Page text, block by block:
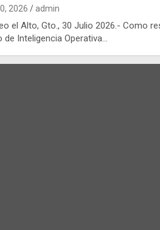
2026 admin
el Alto, Gto., 30 Julio 2026.- Como
de Inteligencia Operativa…